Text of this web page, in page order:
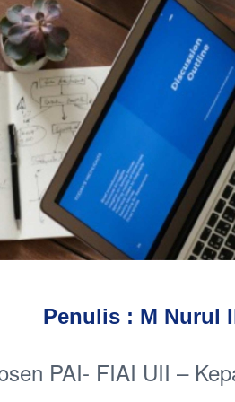
Penulis : M Nurul
PAI- FIAI UII –